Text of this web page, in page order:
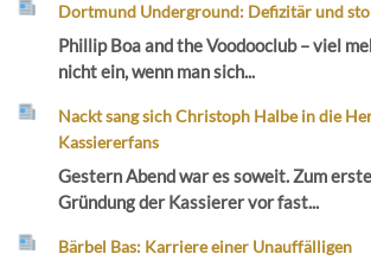
Dortmund Underground: Defizitär und
Phillip Boa and the Voodooclub – viel
nicht ein, wenn man sich...
Nackt sang sich Christoph Halbe in die
Kassiererfans
Gestern Abend war es soweit. Zum
Gründung der Kassierer vor fast...
Bärbel Bas: Karriere einer Unauffälligen